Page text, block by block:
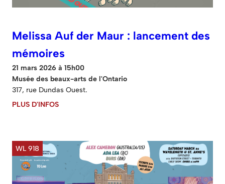
Melissa Auf der Maur : lancement des
mémoires
21 mars 2026 à 15h00
Musée des beaux-arts de l'Ontario
317, rue Dundas Ouest.
PLUS D'INFOS
WL 918